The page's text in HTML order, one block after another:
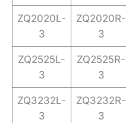
ZQ2020L-
3
ZQ2020R-
3
ZQ2525L-
3
ZQ2525R-
3
ZQ3232L-
3
ZQ3232R-
3